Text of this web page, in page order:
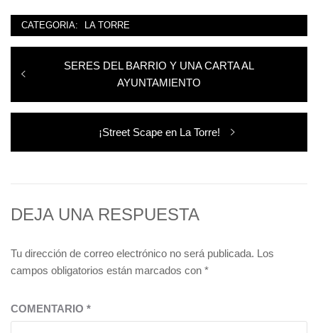
CATEGORIA: LA TORRE
Navegación
de
entradas
Entrada
SERES DEL BARRIO Y UNA CARTA AL
AYUNTAMIENTO
Entrada
siguiente:
¡Street Scape en La Torre!
DEJA UNA RESPUESTA
Tu dirección de correo electrónico no será publicada. Los
campos obligatorios están marcados con *
COMENTARIO *